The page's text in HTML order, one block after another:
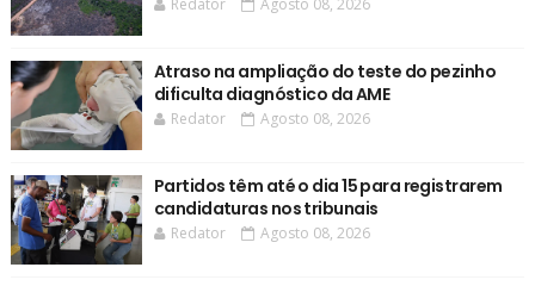
Atraso na ampliação do teste do pezinho
dificulta diagnóstico da AME
Redator Agosto 08, 2026
Partidos têm até o dia 15 para registrarem
candidaturas nos tribunais
Redator Agosto 08, 2026